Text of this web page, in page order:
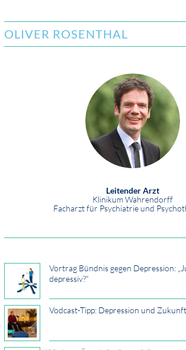
OLIVER ROSENTHAL
Leitender Arzt
Klinikum Wahrendorff
Facharzt für Psychiatrie und
Vortrag Bündnis gegen Depression:
depressiv?“
Vodcast-Tipp: Depression und